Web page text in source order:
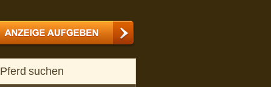
Pferd suchen